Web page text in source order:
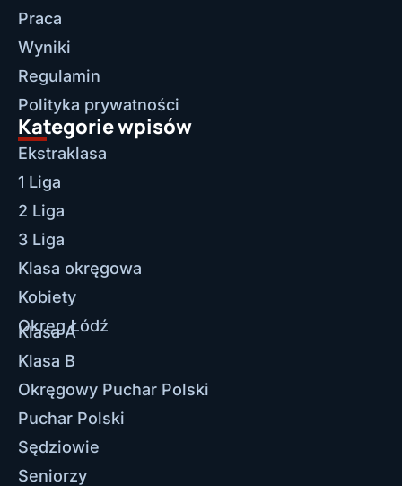
Praca
Wyniki
Regulamin
Polityka prywatności
Kategorie wpisów
Ekstraklasa
1 Liga
2 Liga
3 Liga
Klasa okręgowa
Kobiety
Okręg Łódź
Klasa A
Klasa B
Okręgowy Puchar Polski
Puchar Polski
Sędziowie
Seniorzy